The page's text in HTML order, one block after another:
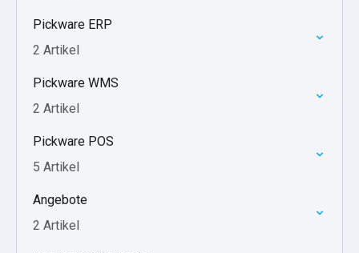
Pickware ERP
2 Artikel
Pickware WMS
2 Artikel
Pickware POS
5 Artikel
Angebote
2 Artikel